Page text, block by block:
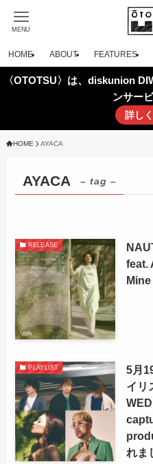
MENU
HOME ABOUT FEATURES
〈OTOTSU〉は、diskunion
ンサー
詳し
HOME AYACA
AYACA – tag –
RELEASE
feat.
Mine
PLAYLIST
5月
イリ
れま